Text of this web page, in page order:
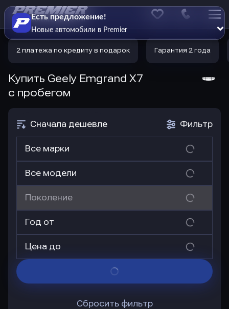
2 платежа по кредиту в подарок Гарантия 2 года
Купить Geely Emgrand X7
с пробегом
Фильтр
Сначала дешевле
Все марки
Все модели
Поколение
Год от
Цена до
Сбросить фильтр
Есть предложение!
Новые автомобили в Premier